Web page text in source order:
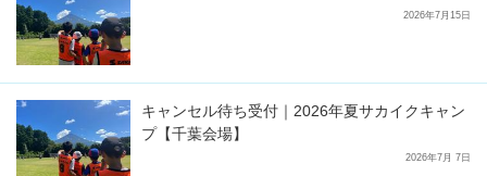
2026年7月15日
キャンセル待ち受付｜2026年夏サカイクキャン
プ【千葉会場】
2026年7月 7日